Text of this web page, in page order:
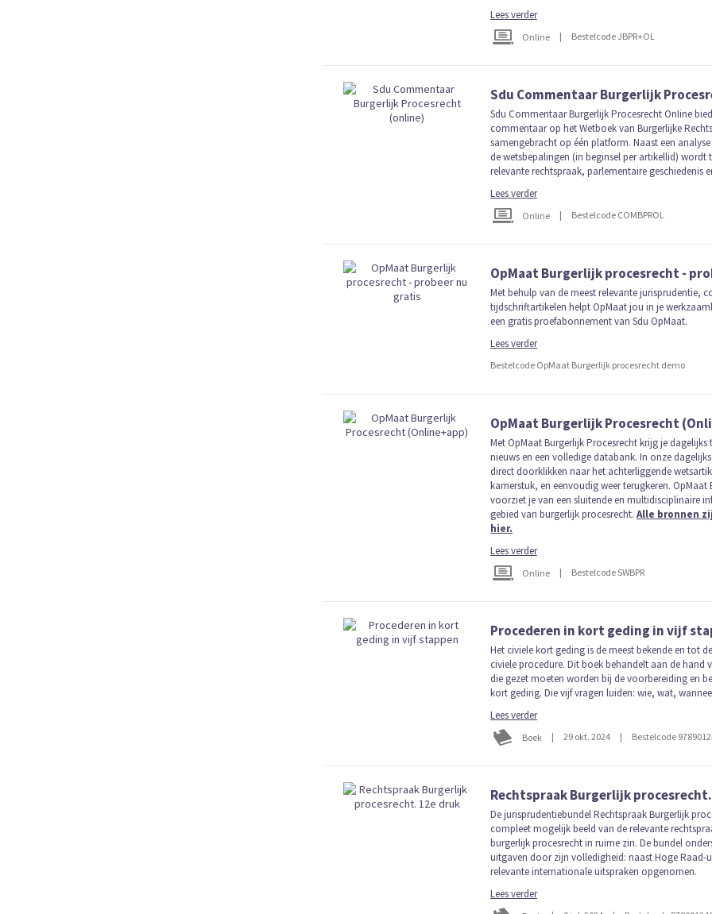
Lees verder
Online | Bestelcode JBPR+OL
Sdu Commentaar Burgerlijk
Sdu Commentaar Burgerlijk Procesrecht OnIine
commentaar op het Wetboek van Burgerlijke
samengebracht op één platform. Naast een
de wetsbepalingen (in beginsel per artikellid) wordt
relevante rechtspraak, parlementaire geschiedenis
Lees verder
Online | Bestelcode COMBPROL
OpMaat Burgerlijk procesrecht -
Met behulp van de meest relevante jurisprudentie,
tijdschriftartikelen helpt OpMaat jou in je
een gratis proefabonnement van Sdu OpMaat.
Lees verder
Bestelcode OpMaat Burgerlijk procesrecht demo
OpMaat Burgerlijk Procesrecht
Met OpMaat Burgerlijk Procesrecht krijg je
nieuws en een volledige databank. In onze
direct doorklikken naar het achterliggende
kamerstuk, en eenvoudig weer terugkeren. OpMaat
voorziet je van een sluitende en multidisciplinaire
gebied van burgerlijk procesrecht.Alle bronnen
hier.
Lees verder
Online | Bestelcode SWBPR
Procederen in kort geding in vijf
Het civiele kort geding is de meest bekende en tot
civiele procedure. Dit boek behandelt aan de hand
die gezet moeten worden bij de voorbereiding en
kort geding. Die vijf vragen luiden: wie, wat,
Lees verder
Boek | 29 okt. 2024 | Bestelcode
Rechtspraak Burgerlijk
De jurisprudentiebundel Rechtspraak Burgerlijk
compleet mogelijk beeld van de relevante
burgerlijk procesrecht in ruime zin. De bundel
uitgaven door zijn volledigheid: naast Hoge Raad-
relevante internationale uitspraken opgenomen.
Lees verder